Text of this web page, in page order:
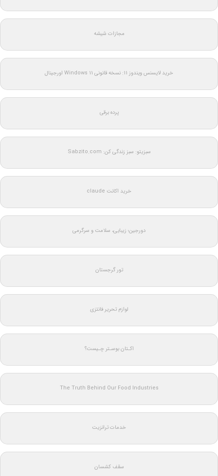
مجازات شیشه
خرید لایسنس ویندوز 11: نسخه قانونی Windows 11 اورجینال
پرده برقی
سبزیتو: سبز زندگی کن: Sabzito.com
خرید اکانت claude
دورجین؛ زیبایی، سلامت و سرگرمی
تور گرجستان
لوازم تحریر فانتزی
اکـتان بوسـتر چـیست؟
The Truth Behind Our Food Industries
خدمات ترانزیت
سقف کشسان